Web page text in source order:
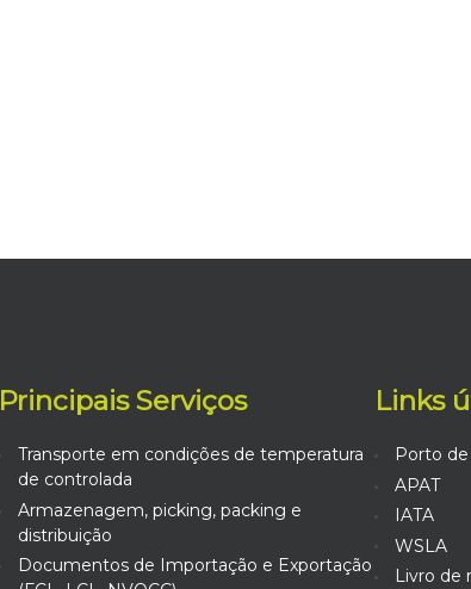
Principais Serviços
Transporte em condições de temperatura
de controlada
Armazenagem, picking, packing e
distribuição
Documentos de Importação e Exportação
Links
Porto
APAT
IATA
WSLA
Livro de